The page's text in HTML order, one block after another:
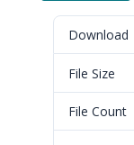
Download
File Size
File Count